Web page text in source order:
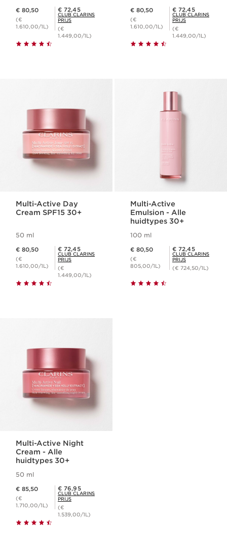
€ 80,50
(€
1.610,00/1L)
Club Clarins Prijs € 72,45
€ 72,45
CLUB CLARINS
PRIJS
(€
1.449,00/1L)
€ 80,50
(€
1.610,00/1L)
Club Clarins Prijs € 72,45
€ 72,45
CLUB CLARINS
PRIJS
(€
1.449,00/1L)
Multi-Active Day
Cream SPF15 30+
50 ml
€ 80,50
(€
1.610,00/1L)
Club Clarins Prijs € 72,45
€ 72,45
CLUB CLARINS
PRIJS
(€
1.449,00/1L)
Multi-Active
Emulsion - Alle
huidtypes 30+
100 ml
€ 80,50
(€
805,00/1L)
Club Clarins Prijs € 72,45
€ 72,45
CLUB CLARINS
PRIJS
(€ 724,50/1L)
Multi-Active Night
Cream - Alle
huidtypes 30+
50 ml
€ 85,50
(€
1.710,00/1L)
Club Clarins Prijs € 76,95
€ 76,95
CLUB CLARINS
PRIJS
(€
1.539,00/1L)